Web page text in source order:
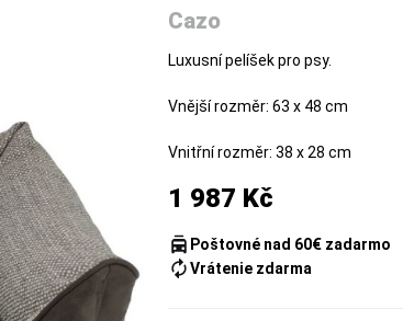
Cazo
Luxusní pelíšek pro psy.
Vnější rozměr: 63 x 48 cm
Vnitřní rozměr: 38 x 28 cm
1 987 Kč
Poštovné nad 60€ zadarmo
Vrátenie zdarma